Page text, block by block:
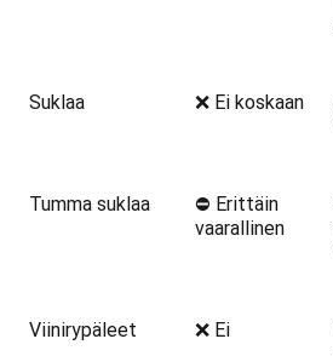
Suklaa ❌ Ei koskaan
Tumma suklaa
⛔ Erittäin
vaarallinen
Viinirypäleet ❌ Ei